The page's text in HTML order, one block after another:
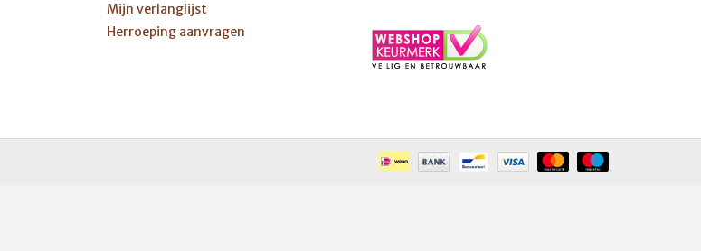
Mijn verlanglijst
Herroeping aanvragen